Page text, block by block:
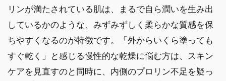
リンが満たされている肌は、まるで自ら潤いを生み出
しているかのような、みずみずしく柔らかな質感を保
ちやすくなるのが特徴です。「外からいくら塗っても
すぐ乾く」と感じる慢性的な乾燥に悩む方は、スキン
ケアを見直すのと同時に、内側のプロリン不足を疑っ